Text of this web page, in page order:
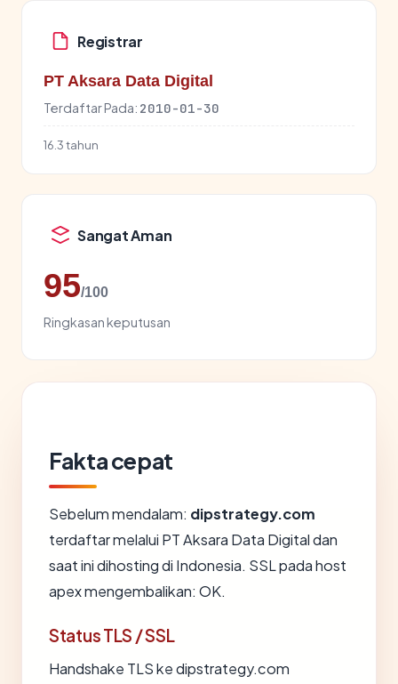
Registrar
PT Aksara Data Digital
Terdaftar Pada: 2010-01-30
16.3 tahun
Sangat Aman
95/100
Ringkasan keputusan
Fakta cepat
Sebelum mendalam: dipstrategy.com
terdaftar melalui PT Aksara Data Digital dan
saat ini dihosting di Indonesia. SSL pada host
apex mengembalikan: OK.
Status TLS / SSL
Handshake TLS ke dipstrategy.com